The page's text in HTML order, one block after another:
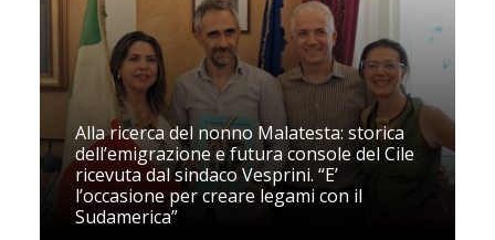
Alla ricerca del nonno Malatesta: storica
dell’emigrazione e futura console del Cile
ricevuta dal sindaco Vesprini. “E’
l’occasione per creare legami con il
Sudamerica”